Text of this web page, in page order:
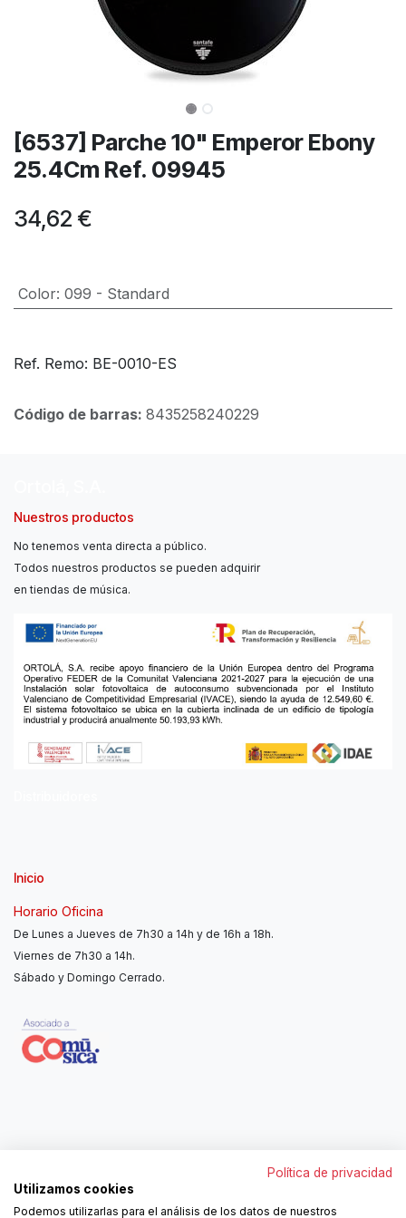
[6537] Parche 10" Emperor Ebony
25.4Cm Ref. 09945
34,62 €
Color: 099 - Standard
Ref. Remo: BE-0010-ES
Código de barras: 8435258240229
Nuestros productos
No tenemos venta directa a público.
Todos nuestros productos se pueden adquirir
en tiendas de música.
Inicio
Horario Oficina
De Lunes a Jueves de 7h30 a 14h y de 16h a 18h.
Viernes de 7h30 a 14h.
Sábado y Domingo Cerrado.
962250313
Política de privacidad
Utilizamos cookies
Podemos utilizarlas para el análisis de los datos de nuestros